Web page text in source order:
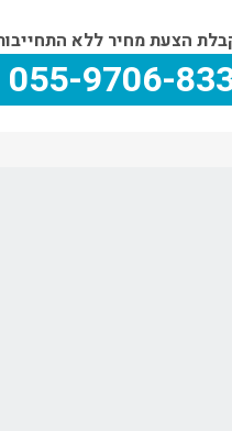
הצעת מחיר ללא
055-9706-